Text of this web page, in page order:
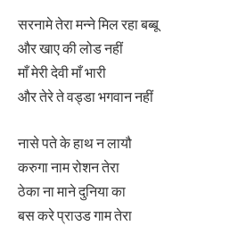
सरनामे तेरा मन्ने मिल रहा बब्बू
और खाए की लोड नहीं
माँ मेरी देवी माँ भारी
और तेरे ते वड्डा भगवान नहीं
नासे पते के हाथ न लायौ
करुगा नाम रोशन तेरा
ठेका ना माने दुनिया का
बस करे प्राउड गाम तेरा